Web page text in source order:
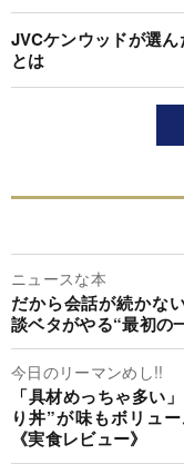
JVCケンウッドが選
とは
ニュースな本
だから会話が続かな
談ベタがやる“最初の
今日のリーマンめし!!
「具材めっちゃ多い
り丼”が味もボリュ
《実食レビュー》